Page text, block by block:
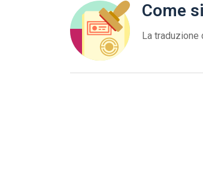
Come
La traduzione